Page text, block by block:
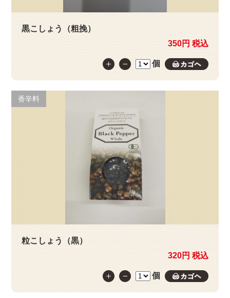
黒こしょう（粗挽）
350円 税込
個 カゴへ
香辛料
粒こしょう（黒）
320円 税込
個 カゴへ